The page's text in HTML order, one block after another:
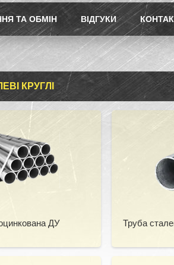
ТА ОБМІН ВІДГУКИ
КРУГЛІ
ДУ
Труба